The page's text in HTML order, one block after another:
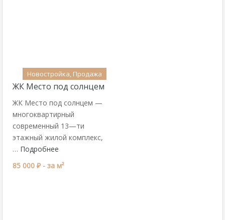
Новостройка, Продажа
ЖК Место под солнцем
ЖК Место под солнцем —
многоквартирный
современный 13—ти
этажный жилой комплекс,
… Подробнее
85 000 ₽ - за м²